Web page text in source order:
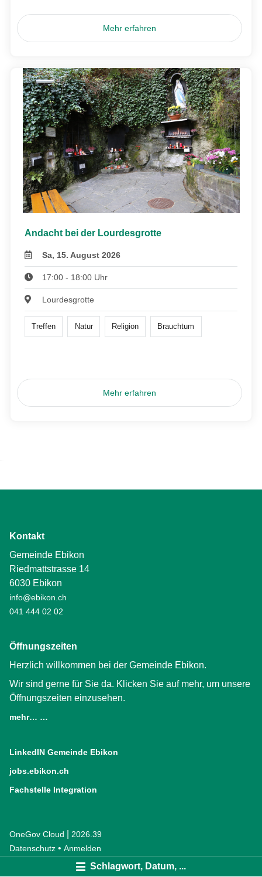
Schlagwort, Datum, ...
Mehr erfahren
Andacht bei der Lourdesgrotte
Sa, 15. August 2026
17:00 - 18:00 Uhr
Lourdesgrotte
Treffen Natur Religion Brauchtum
Mehr erfahren
Kontakt
Gemeinde Ebikon
Riedmattstrasse 14
6030 Ebikon
info@ebikon.ch
041 444 02 02
Öffnungszeiten
Herzlich willkommen bei der Gemeinde Ebikon.
Wir sind gerne für Sie da. Klicken Sie auf mehr, um unsere
Öffnungszeiten einzusehen.
mehr… …
LinkedIN Gemeinde Ebikon
jobs.ebikon.ch
Fachstelle Integration
OneGov Cloud (External Link)
2026.39
Datenschutz (External Link)
Anmelden